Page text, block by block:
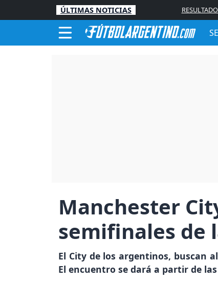
ÚLTIMAS NOTICIAS
Manchester
semifinales de
El City de los argentinos, buscan
El encuentro se dará a partir de las